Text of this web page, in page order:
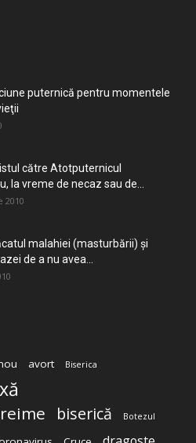
puternică pentru momentele
către Atotputernicul
la vreme de necaz sau de...
2010
malahiei (masturbării) şi
de a nu avea...
avort Biserica
biserică Botezul